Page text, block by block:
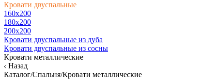
Кровати двуспальные
160х200
180x200
200x200
Кровати двуспальные из дуба
Кровати двуспальные из сосны
Кровати металлические
Назад
Каталог/Спальня/Кровати металлические